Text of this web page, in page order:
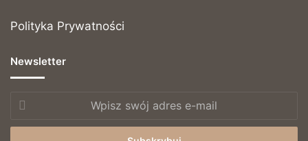
Polityka Prywatności
Newsletter
Wpisz
swój
adres